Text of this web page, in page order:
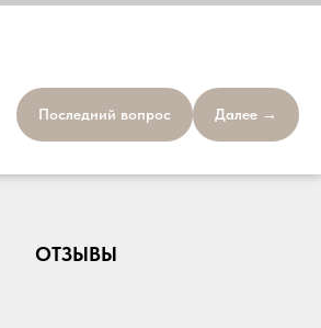
Далее →
Последний вопрос
ОТЗЫВЫ